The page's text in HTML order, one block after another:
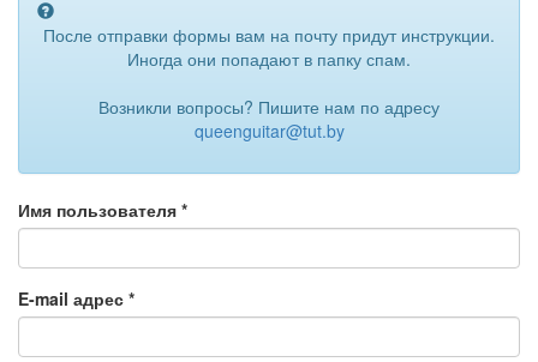
После отправки формы вам на почту придут инструкции.
Иногда они попадают в папку спам.
Возникли вопросы? Пишите нам по адресу
queenguitar@tut.by
Имя пользователя *
E-mail адрес *